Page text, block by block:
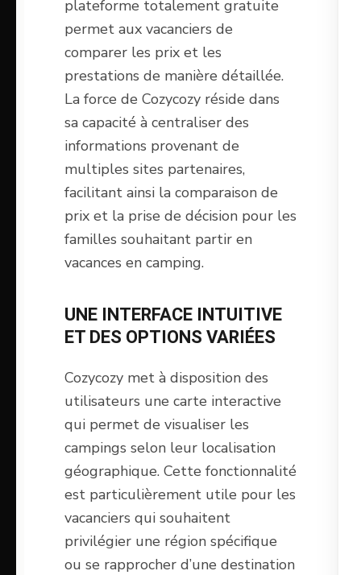
plateforme totalement gratuite
permet aux vacanciers de
comparer les prix et les
prestations de manière détaillée.
La force de Cozycozy réside dans
sa capacité à centraliser des
informations provenant de
multiples sites partenaires,
facilitant ainsi la comparaison de
prix et la prise de décision pour les
familles souhaitant partir en
vacances en camping.
UNE INTERFACE INTUITIVE
ET DES OPTIONS VARIÉES
Cozycozy met à disposition des
utilisateurs une carte interactive
qui permet de visualiser les
campings selon leur localisation
géographique. Cette fonctionnalité
est particulièrement utile pour les
vacanciers qui souhaitent
privilégier une région spécifique
ou se rapprocher d’une destination